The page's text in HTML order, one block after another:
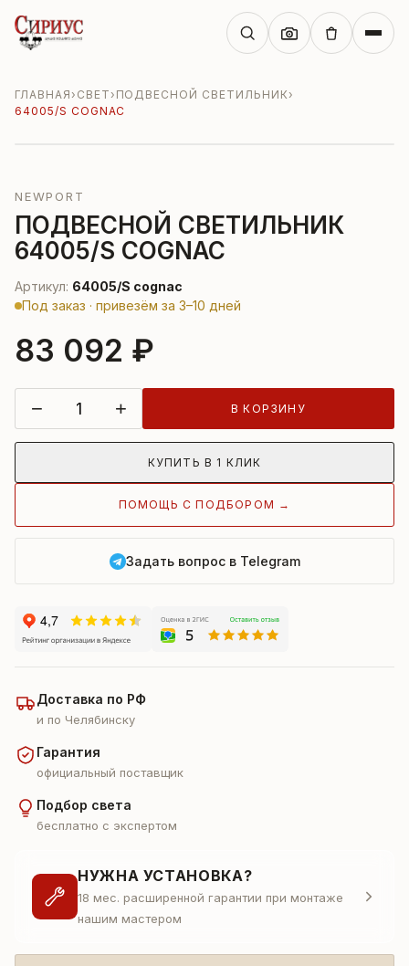
ГЛАВНАЯ› СВЕТ› ПОДВЕСНОЙ СВЕТИЛЬНИК›
64005/S COGNAC
NEWPORT
ПОДВЕСНОЙ СВЕТИЛЬНИК
64005/S COGNAC
Артикул: 64005/S cognac
Под заказ · привезём за 3–10 дней
83 092 ₽
− + В КОРЗИНУ
КУПИТЬ В 1 КЛИК
ПОМОЩЬ С ПОДБОРОМ →
Задать вопрос в Telegram
Доставка по РФ
и по Челябинску
Гарантия
официальный поставщик
Подбор света
бесплатно с экспертом
НУЖНА УСТАНОВКА?
18 мес. расширенной гарантии при монтаже
нашим мастером